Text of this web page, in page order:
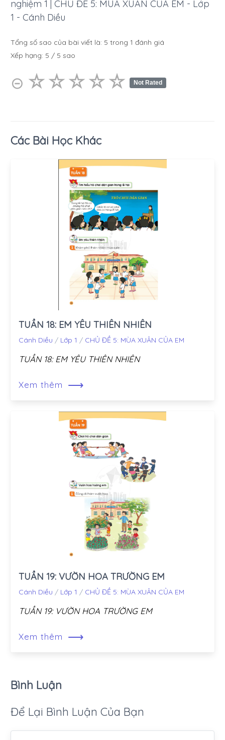
nghiệm 1 | CHỦ ĐỀ 5: MÙA XUÂN CỦA EM - Lớp
1 - Cánh Diều
Tổng số sao của bài viết là: 5 trong 1 đánh giá
Xếp hạng: 5 / 5 sao
⊝ ☆☆☆☆☆
★★★★★ Not Rated
Các Bài Học Khác
TUẦN 18: EM YÊU THIÊN NHIÊN
Cánh Diều / Lớp 1 / CHỦ ĐỀ 5: MÙA XUÂN CỦA EM
TUẦN 18: EM YÊU THIÊN NHIÊN
Xem thêm ⟶
TUẦN 19: VƯỜN HOA TRƯỜNG EM
Cánh Diều / Lớp 1 / CHỦ ĐỀ 5: MÙA XUÂN CỦA EM
TUẦN 19: VƯỜN HOA TRƯỜNG EM
Xem thêm ⟶
Bình Luận
Để Lại Bình Luận Của Bạn